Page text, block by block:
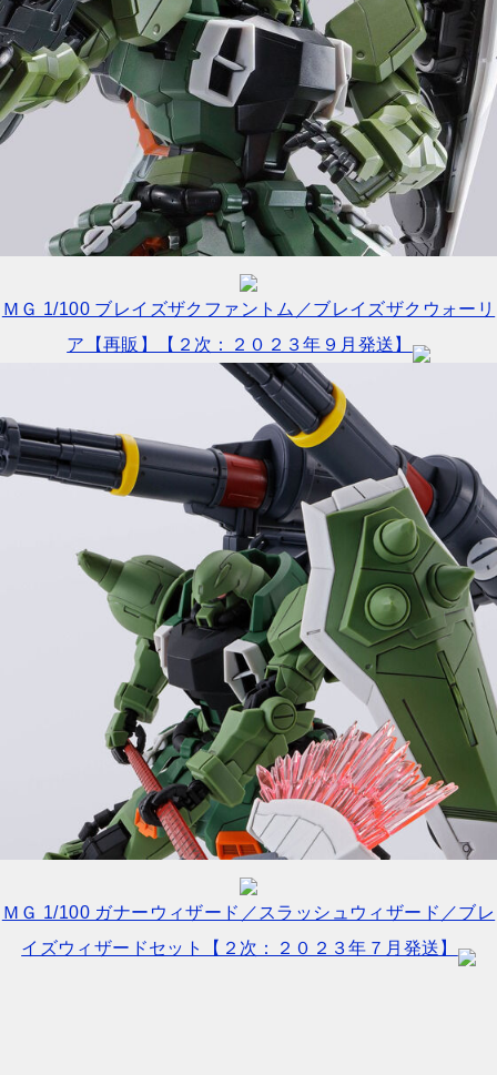
ＭＧ 1/100 ブレイズザクファントム／ブレイズザクウォーリ
ア【再販】【２次：２０２３年９月発送】
ＭＧ 1/100 ガナーウィザード／スラッシュウィザード／ブレ
イズウィザードセット【２次：２０２３年７月発送】